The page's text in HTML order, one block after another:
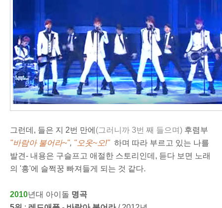
그런데, 들은 지 2번 만에 (그러니까 3번 째 들으며) 후렴부
"바람아 불어라~", "오옷~ 오!" 하며 따라 부르고 있는 나를
발견- 내용은 구슬프고 애절한 스토리인데, 듣다 보면 노래
의 '흥'에 슬쩍꿍 빠져들게 되는 것 같다.
2010년대 아이돌 명곡